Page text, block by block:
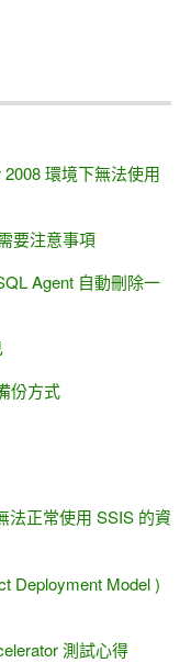
環境下無法使用
要注意事項
Agent 自動刪除一
份方式
法正常使用 SSIS 的資
Deployment Model )
測試心得